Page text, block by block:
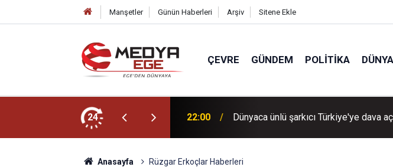
Manşetler Günün Haberleri Arşiv Sitene Ekle
ÇEVRE GÜNDEM POLITIKA DÜNYA
24 21:45 Başkan İlkay Çiçek görevden
Anasayfa Rüzgar Erkoçlar Haberleri